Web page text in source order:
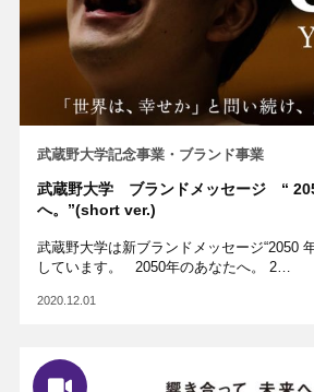
武蔵野大学記念事業・ブランド事業
武蔵野大学 ブランドメッセージ “
へ。”(short ver.)
武蔵野大学は新ブランドメッセージ“2050
しています。 2050年のあなたへ。 2…
2020.12.01